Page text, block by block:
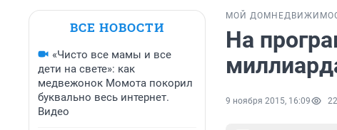
ВСЕ НОВОСТИ
«Чисто все мамы и все
дети на свете»: как
медвежонок Момота покорил
буквально весь интернет.
Видео
МОЙ ДОМ
На
9 ноября 2015, 16:09